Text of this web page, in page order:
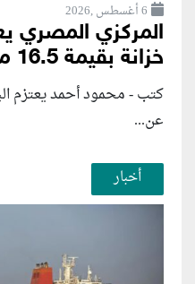
6 أغسطس ,2026
المركزي المصري
خزانة بقيمة 16.5 مليار...
كتب - محمود أحمد يعتزم
عن...
أخبار